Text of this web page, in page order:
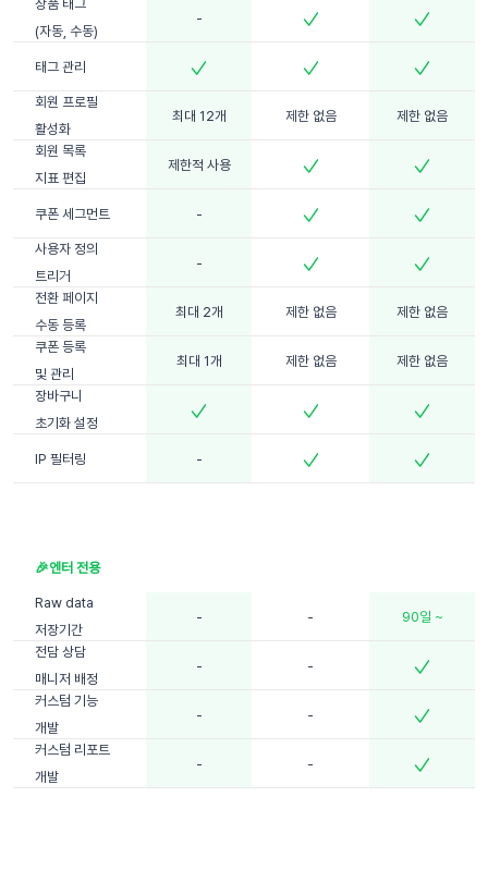
상품 태그
(자동, 수동)
-
태그 관리
회원 프로필
활성화
최대 12개 제한 없음 제한 없음
회원 목록
지표 편집
제한적 사용
쿠폰 세그먼트 -
사용자 정의
트리거
-
전환 페이지
수동 등록
최대 2개 제한 없음 제한 없음
쿠폰 등록
및 관리
최대 1개 제한 없음 제한 없음
장바구니
초기화 설정
IP 필터링 -
Raw data
저장기간
- - 90일 ~
전담 상담
매니저 배정
- -
커스텀 기능
개발
- -
커스텀 리포트
개발
- -